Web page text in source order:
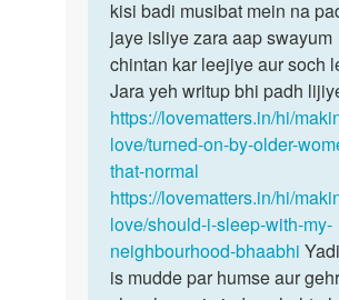
bahut…
by
Manoj
badi…
kisi badi musibat mein na
jaye isliye zara aap swayum
chintan kar leejiye aur soch
Jara yeh writup bhi padh
https://lovematters.in/hi/
love/turned-on-by-older-
that-normal
https://lovematters.in/hi/
love/should-i-sleep-with-my-
neighbourhood-bhaabhi
is mudde par humse aur